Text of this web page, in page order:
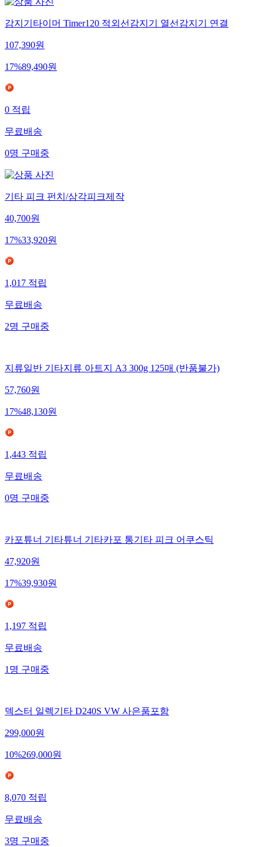
감지기타이머 Timer120 적외선감지기 열선감지기 연결
107,390원
17%89,490원
0적립
무료배송
0명구매중
기타 피크 펀치/삼각피크제작
40,700원
17%33,920원
1,017적립
무료배송
2명구매중
지류일반 기타지류 아트지 A3 300g 125매 (반품불가)
57,760원
17%48,130원
1,443적립
무료배송
0명구매중
카포튜너 기타튜너 기타카포 통기타 피크 어쿠스틱
47,920원
17%39,930원
1,197적립
무료배송
1명구매중
덱스터 일렉기타 D240S VW 사은품포함
299,000원
10%269,000원
8,070적립
무료배송